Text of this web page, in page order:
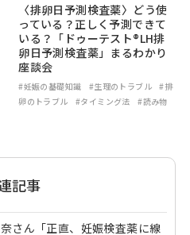
〈排卵日予測検査薬〉どう使
っている？正しく予測できて
いる？「ドゥーテスト®LH排
卵日予測検査薬」まるわかり
座談会
#妊娠の基礎知識 #生理のトラブル
#排
卵のトラブル
#タイミング法 #読み物
記事
さん「正直、妊娠検査薬に線